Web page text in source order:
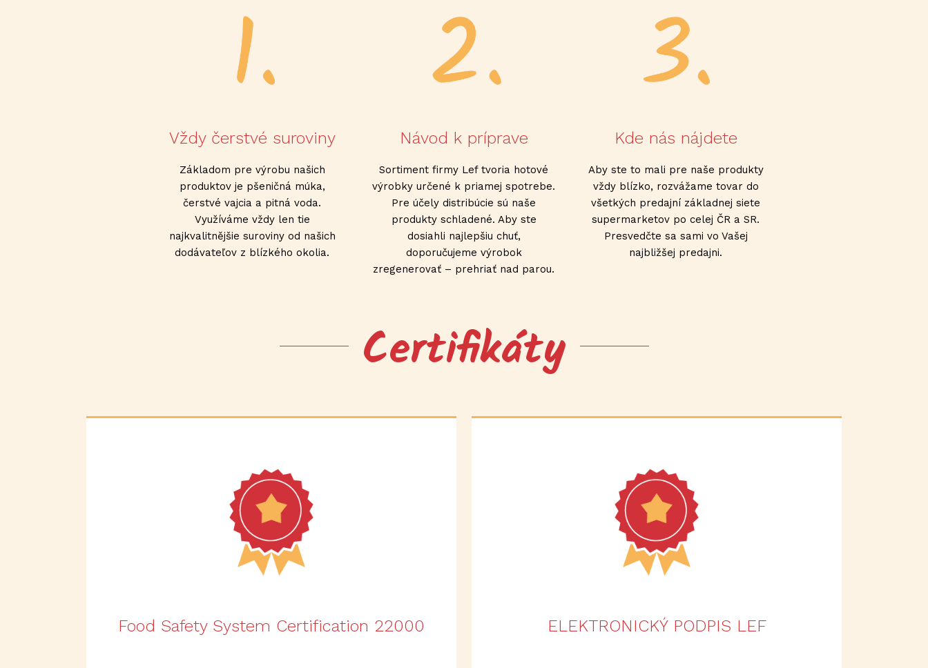
Vždy čerstvé suroviny
Základom pre výrobu našich
produktov je pšeničná múka,
čerstvé vajcia a pitná voda.
Využíváme vždy len tie
najkvalitnějšie suroviny od našich
dodávateľov z blízkého okolia.
Návod k príprave
Sortiment firmy Lef tvoria hotové
výrobky určené k priamej spotrebe.
Pre účely distribúcie sú naše
produkty schladené. Aby ste
dosiahli najlepšiu chuť,
doporučujeme výrobok
zregenerovať – prehriať nad parou.
Kde nás nájdete
Aby ste to mali pre naše produkty
vždy blízko, rozvážame tovar do
všetkých predajní základnej siete
supermarketov po celej ČR a SR.
Presvedčte sa sami vo Vašej
najbližšej predajni.
Certifikáty
Food Safety System Certification 22000 ELEKTRONICKÝ PODPIS LEF